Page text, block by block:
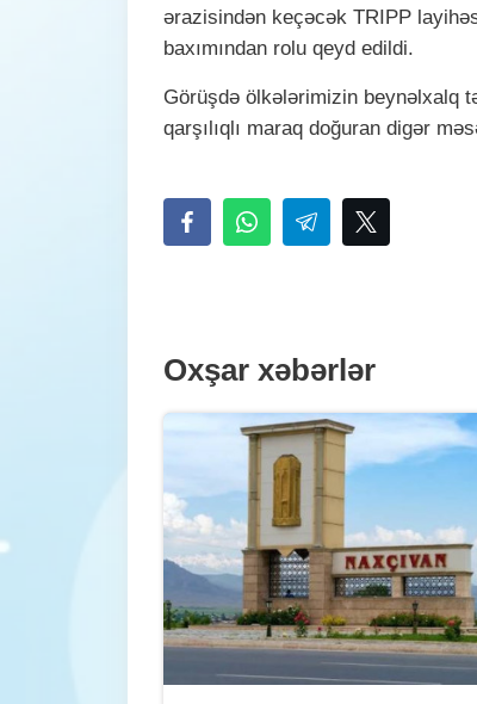
ərazisindən keçəcək TRIPP
baxımından rolu qeyd edildi.
Görüşdə ölkələrimizin beynəlxalq
qarşılıqlı maraq doğuran digər
Oxşar xəbərlər